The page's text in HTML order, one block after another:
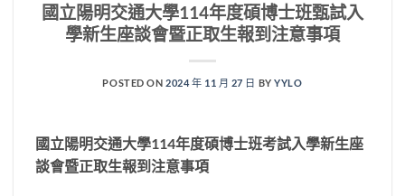
國立陽明交通大學114年度碩博士班甄試入
學新生座談會暨正取生報到注意事項
POSTED ON2024 年 11 月 27 日 BYYYLO
國立陽明交通大學114年度碩博士班考試入學新生座
談會暨正取生報到注意事項